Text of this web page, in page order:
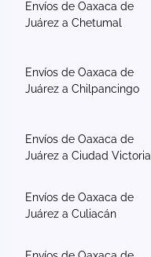
Envíos de Oaxaca de
Juárez a Chetumal
Envíos de Oaxaca de
Juárez a Chilpancingo
Envíos de Oaxaca de
Juárez a Ciudad Victoria
Envíos de Oaxaca de
Juárez a Culiacán